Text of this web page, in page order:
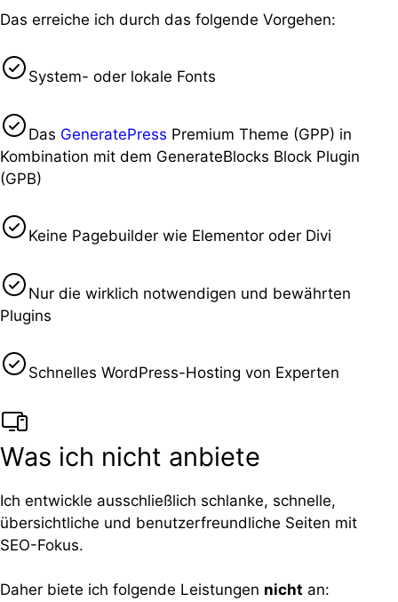
Das erreiche ich durch das folgende Vorgehen:
System- oder lokale Fonts
Das GeneratePress Premium Theme (GPP) in
Kombination mit dem GenerateBlocks Block Plugin
(GPB)
Keine Pagebuilder wie Elementor oder Divi
Nur die wirklich notwendigen und bewährten
Plugins
Schnelles WordPress-Hosting von Experten
Was ich nicht anbiete
Ich entwickle ausschließlich schlanke, schnelle,
übersichtliche und benutzerfreundliche Seiten mit
SEO-Fokus.
Daher biete ich folgende Leistungen nicht an: